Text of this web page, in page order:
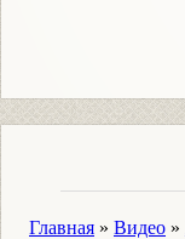
Главная » Видео »